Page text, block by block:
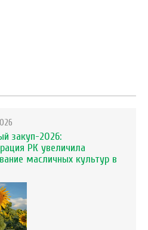
закуп-2026:
РК увеличила
масличных культур в